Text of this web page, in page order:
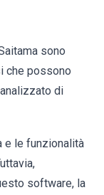
sono
che possono
di
e le funzionalità
software, la